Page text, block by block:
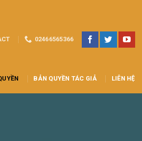
02466565366
BẢN QUYỀN TÁC GIẢ LIÊN HỆ